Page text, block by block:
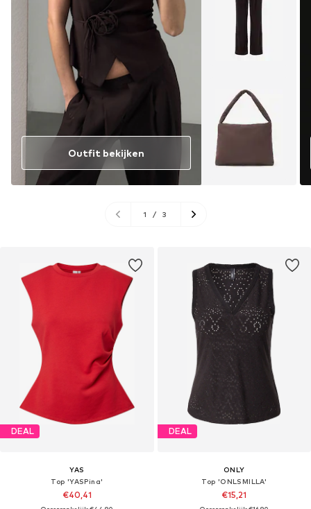
Outfit bekijken
1 / 3
DEAL
YAS
Top 'YASPina'
€40,41
DEAL
ONLY
Top 'ONLSMILLA'
€15,21